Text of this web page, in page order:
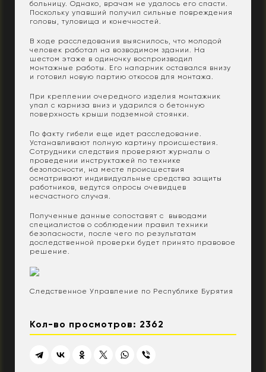
больницу. Однако, врачам не удалось его спасти.
Поскольку упавший получил сильные повреждения
головы, туловища и конечностей.
В ходе расследования выяснилось, что молодой
человек работал на возводимом здании. На
шестом этаже в одиночку воспроизводил
монтажные работы. Его напарник оставался внизу
и готовил новую партию откосов для монтажа.
При креплении очередного изделия монтажник
упал с карниза вниз и ударился о бетонную
поверхность крыши подземной стоянки.
По факту гибели еще идет расследование.
Устанавливают полную картину происшествия.
Сотрудники следствия проверяют журналы о
проведении инструктажей по технике
безопасности, на месте происшествия
осматривают индивидуальные средства защиты
работников, ведутся опросы очевидцев
несчастного случая.
Полученные данные сопоставят с выводами
специалистов о соблюдении правил техники
безопасности, после чего по результатам
доследственной проверки будет принято правовое
решение.
Следственное Управление по Республике Бурятия
Кол-во просмотров: 2362